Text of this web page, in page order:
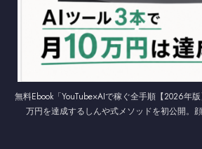
無料Ebook「YouTube×AIで稼ぐ全手順【2026年
万円を達成するしんや式メソッドを初公開。顔